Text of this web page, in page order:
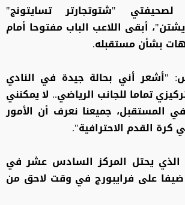
"شتوتجارتر تسايتونج"
أبقى اللاعب الباب مفتوحا أمام
بشأن مستقبله.
"أشعر أني بحالة جيدة في النادي
تماما للجانب الرياضي.. لا يمكنني
المستقبل، جميعنا نعرف أن الأمور
كرة القدم الاحترافية".
الذي يحتل المركز السادس عشر في
ضيفا على فرايبورج في وقت لاحق من